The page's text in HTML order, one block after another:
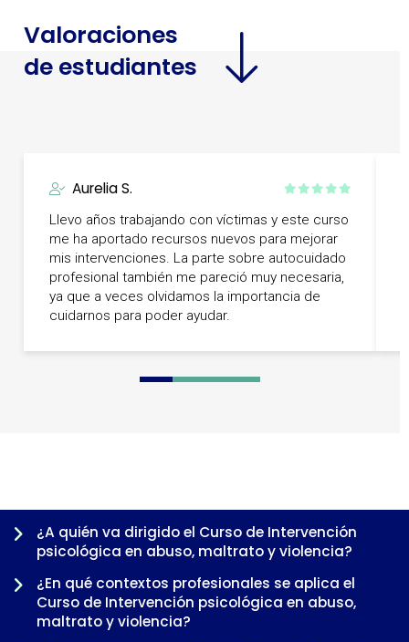
Valoraciones
de estudiantes
Aurelia S.
Llevo años trabajando con víctimas y este curso
me ha aportado recursos nuevos para mejorar
mis intervenciones. La parte sobre autocuidado
profesional también me pareció muy necesaria,
ya que a veces olvidamos la importancia de
cuidarnos para poder ayudar.
0 1 2 3 4 5 6 7 8
¿A quién va dirigido el Curso de Intervención
psicológica en abuso, maltrato y violencia?
¿En qué contextos profesionales se aplica el
Curso de Intervención psicológica en abuso,
maltrato y violencia?